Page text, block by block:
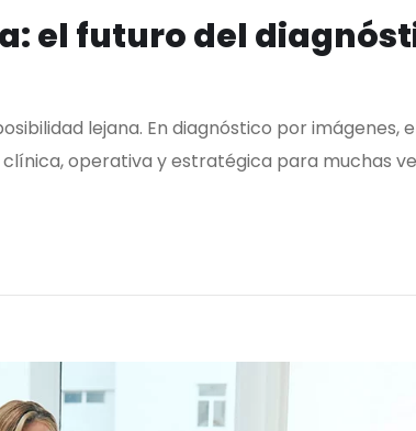
el futuro del
lejana. En diagnóstico por imágenes,
operativa y estratégica para muchas